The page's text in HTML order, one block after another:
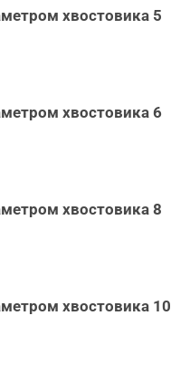
хвостовика 5
хвостовика 6
хвостовика 8
хвостовика 10